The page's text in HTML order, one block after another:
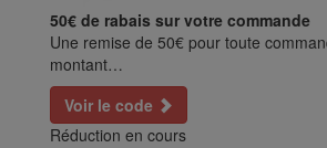
50€ de rabais sur votre commande
Une remise de 50€ pour toute
montant…
Voir le code
Réduction en cours